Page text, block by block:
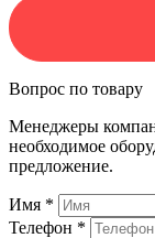
Вопрос по товару
Менеджеры
необходимое
предложение.
Имя *
Телефон *